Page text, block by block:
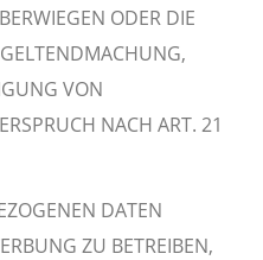
ODER DIE
VON
NACH ART. 21
DATEN
ZU BETREIBEN,